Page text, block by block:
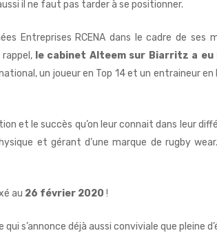
il ne faut pas tarder à se positionner.
Entreprises RCENA dans le cadre de ses
le cabinet Alteem sur Biarritz a eu
un joueur en Top 14 et un entraineur en
et le succès qu’on leur connait dans leur
et gérant d’une marque de rugby
au 26 février 2020 !
s’annonce déjà aussi conviviale que pleine